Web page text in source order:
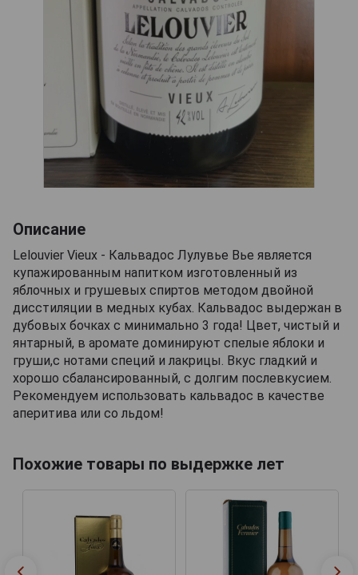
Описание
Lelouvier Vieux - Кальвадос Лулувье Вье является
купажированным напитком изготовленный из
яблочных и грушевых спиртов методом двойной
дисстиляции в медных кубах. Кальвадос выдержан в
дубовых бочках с минимально 3 года! Цвет, чистый и
янтарный, в аромате доминируют спелые яблоки и
груши,с нотами специй и лакрицы. Вкус гладкий и
хорошо сбалансированный, с долгим послевкусием.
Рекомендуем использовать кальвадос в качестве
аперитива или со льдом!
Похожие товары по выдержке лет